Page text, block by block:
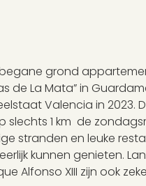
grond
de La Mata” in
Valencia in 2023.
slechts 1 km de
en leuke
kunnen genieten.
Alfonso XIII zijn ook